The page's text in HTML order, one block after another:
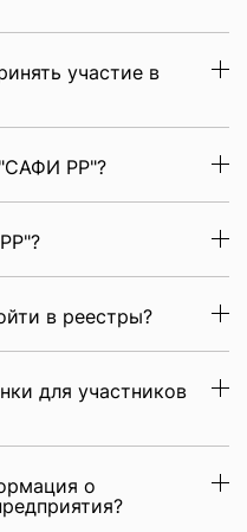
участие в
РР"?
в реестры?
для участников
о